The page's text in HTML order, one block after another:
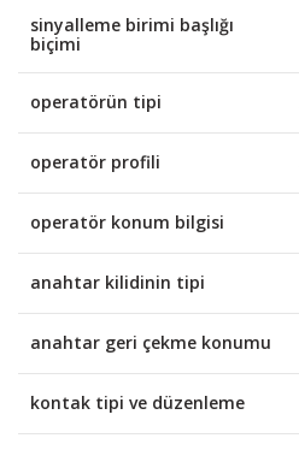
sinyalleme birimi başlığı
biçimi
operatörün tipi
operatör profili
operatör konum bilgisi
anahtar kilidinin tipi
anahtar geri çekme konumu
kontak tipi ve düzenleme